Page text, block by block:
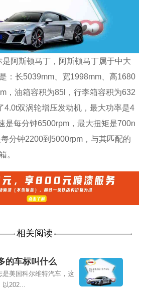
阿斯顿马丁，阿斯顿马丁属于中大
：长5039mm、宽1998mm、高1680
，油箱容积为85l，行李箱容积为632
4.0t双涡轮增压发动机，最大功率是4
是每分钟6500rpm，最大扭矩是700n
分钟2200到5000rpm，与其匹配的
。
相关阅读
的车标叫什么
美国科尔维特汽车，这
以202...